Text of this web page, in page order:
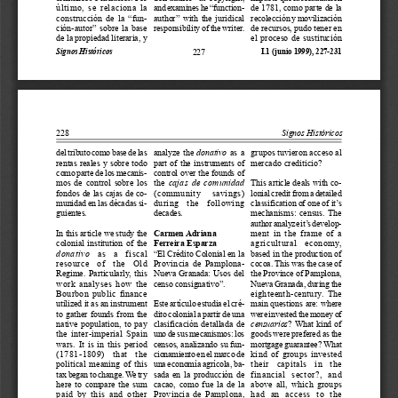
227
último,  se  relaciona  la
construcción  de  la  “fun-
ción-autor”  sobre  la  base
de la propiedad literaria, y
and examines he “function-
author”  with  the  juridical
responsibility of the writer.
de 1781, como parte de la
recolección y movilización
de recursos, pudo tener en
el  proceso  de  sustitución
I.1 (junio 1999), 227-231
Signos Históricos
228
Signos Históricos
del tributo como base de las
rentas  reales  y  sobre  todo
como parte de los mecanis-
mos  de  control  sobre  los
fondos de las cajas de co-
munidad en las décadas si-
guientes.
In this article we study the
colonial  institution  of  the
donativo
   as   a   fiscal
resource   of   the   Old
Regime.  Particularly,  this
work  analyses  how  the
Bourbon  public  finance
utilized it as an instrument
to  gather  founds  from  the
native  population,  to  pay
the  inter-imperial  Spain
wars.  It  is  in  this  period
(1781-1809)   that   the
political  meaning  of  this
tax began to change. We try
here  to  compare  the  sum
paid  by  this  and  other
analyze  the donativo
  as  a
part  of  the  instruments  of
control over the founds of
the cajas  de  comunidad
(community     savings)
during   the   following
decades.
Carmen Adriana
Ferreira Esparza
“El Crédito Colonial en la
Provincia  de  Pamplona-
Nueva  Granada:  Usos  del
censo consignativo”.
Este artículo estudia el cré-
dito colonial a partir de una
clasificación  detallada  de
uno de sus mecanismos: los
censos, analizando su fun-
cionamiento en el marco de
una economía agrícola, ba-
sada  en  la  producción  de
cacao,  como  fue  la  de  la
Provincia  de  Pamplona,
grupos tuvieron acceso al
mercado crediticio?
This article deals with co-
lonial credit from a detailed
classification of one of it’s
mechanisms:  census.  The
author analyze it’s develop-
ment  in  the  frame  of  a
agricultural    economy,
based in the production of
cocoa. This was the case of
the Province of Pamplona,
Nueva Granada, during the
eighteenth-century.  The
main questions are: where
were invested the money of
censuarios?  What  kind  of
goods were prefered as the
mortgage guarantee? What
kind  of  groups  invested
their   capitals   in   the
financial  sector?,  and
above  all,  which  groups
had  an  access  to  the